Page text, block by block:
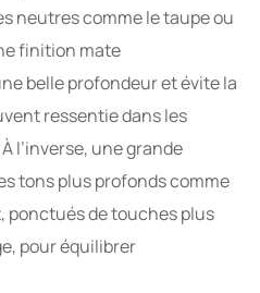
neutres comme le taupe ou
finition mate
belle profondeur et évite la
ressentie dans les
l’inverse, une grande
tons plus profonds comme
ponctués de touches plus
pour équilibrer